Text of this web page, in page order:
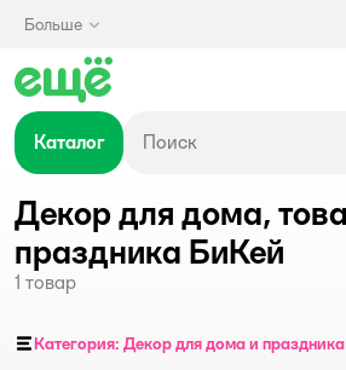
Больше
Каталог
Декор для дома,
праздника БиКей
1 товар
Категория: Декор для дома и праздника